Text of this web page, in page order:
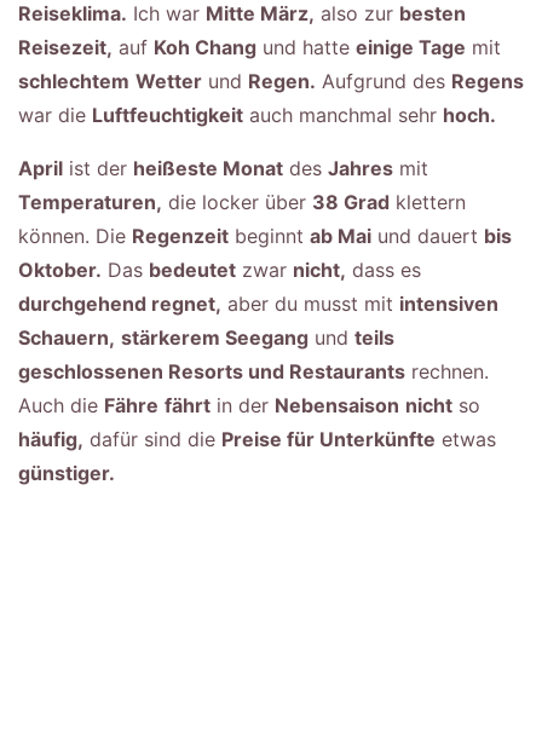
Reiseklima. Ich war Mitte März, also zur besten
Reisezeit, auf Koh Chang und hatte einige Tage mit
schlechtem Wetter und Regen. Aufgrund des Regens
war die Luftfeuchtigkeit auch manchmal sehr hoch.
April ist der heißeste Monat des Jahres mit
Temperaturen, die locker über 38 Grad klettern
können. Die Regenzeit beginnt ab Mai und dauert bis
Oktober. Das bedeutet zwar nicht, dass es
durchgehend regnet, aber du musst mit intensiven
Schauern, stärkerem Seegang und teils
geschlossenen Resorts und Restaurants rechnen.
Auch die Fähre fährt in der Nebensaison nicht so
häufig, dafür sind die Preise für Unterkünfte etwas
günstiger.